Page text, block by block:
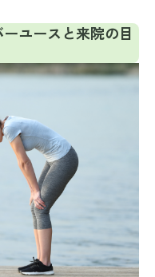
ユースと来院の目